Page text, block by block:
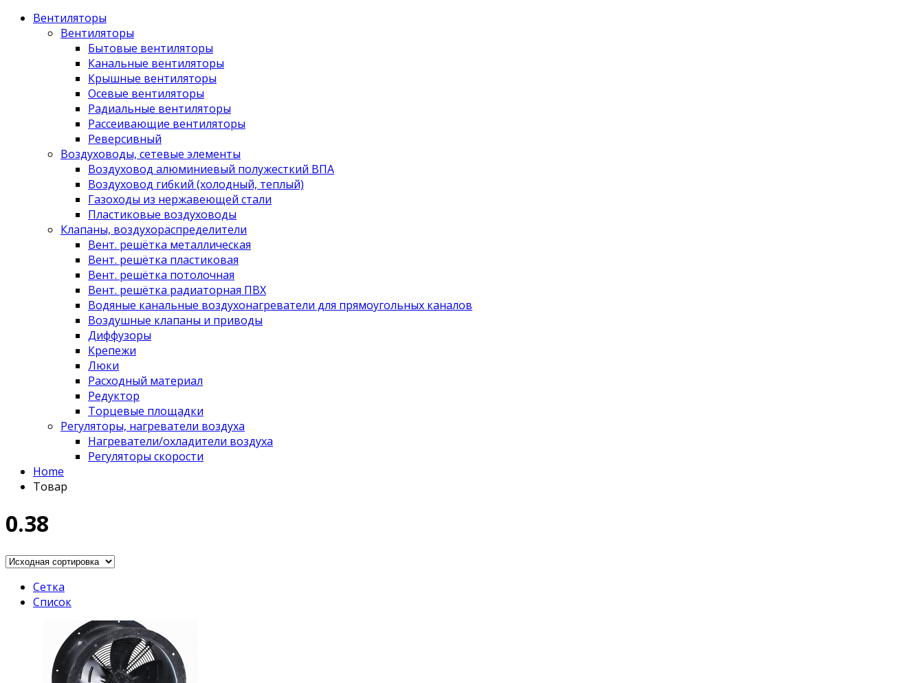
Вентиляторы
Вентиляторы
Бытовые вентиляторы
Канальные вентиляторы
Крышные вентиляторы
Осевые вентиляторы
Радиальные вентиляторы
Рассеивающие вентиляторы
Реверсивный
Воздуховоды, сетевые элементы
Воздуховод алюминиевый полужесткий ВПА
Воздуховод гибкий (холодный, теплый)
Газоходы из нержавеющей стали
Пластиковые воздуховоды
Клапаны, воздухораспределители
Вент. решётка металлическая
Вент. решётка пластиковая
Вент. решётка потолочная
Вент. решётка радиаторная ПВХ
Водяные канальные воздухонагреватели для прямоугольных каналов
Воздушные клапаны и приводы
Диффузоры
Крепежи
Люки
Расходный материал
Редуктор
Торцевые площадки
Регуляторы, нагреватели воздуха
Нагреватели/охладители воздуха
Регуляторы скорости
Home
Товар
0.38
Сетка
Список